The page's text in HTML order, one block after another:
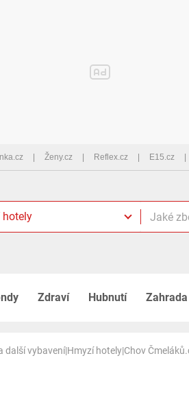
Ženy.cz Reflex.cz E15.cz
hotely
Zdraví Hubnutí Zahrada
další vybavení|Hmyzí hotely|Chov